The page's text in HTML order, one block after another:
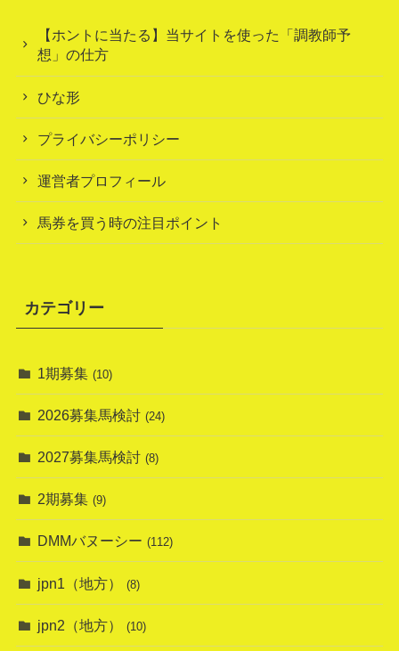
【ホントに当たる】当サイトを使った「調教師予
想」の仕方
ひな形
プライバシーポリシー
運営者プロフィール
馬券を買う時の注目ポイント
カテゴリー
1期募集 (10)
2026募集馬検討 (24)
2027募集馬検討 (8)
2期募集 (9)
DMMバヌーシー (112)
jpn1（地方） (8)
jpn2（地方） (10)